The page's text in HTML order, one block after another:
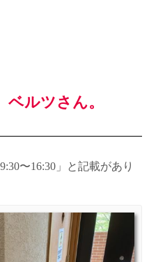
ルツさん。
〜16:30」と記載があり